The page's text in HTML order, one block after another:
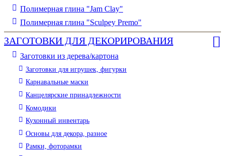
Полимерная глина "Jam Clay"
Полимерная глина "Sculpey Premo"
ЗАГОТОВКИ ДЛЯ ДЕКОРИРОВАНИЯ
Заготовки из дерева/картона
Заготовки для игрушек, фигурки
Карнавальные маски
Канцелярские принадлежности
Комодики
Кухонный инвентарь
Основы для декора, разное
Рамки, фоторамки